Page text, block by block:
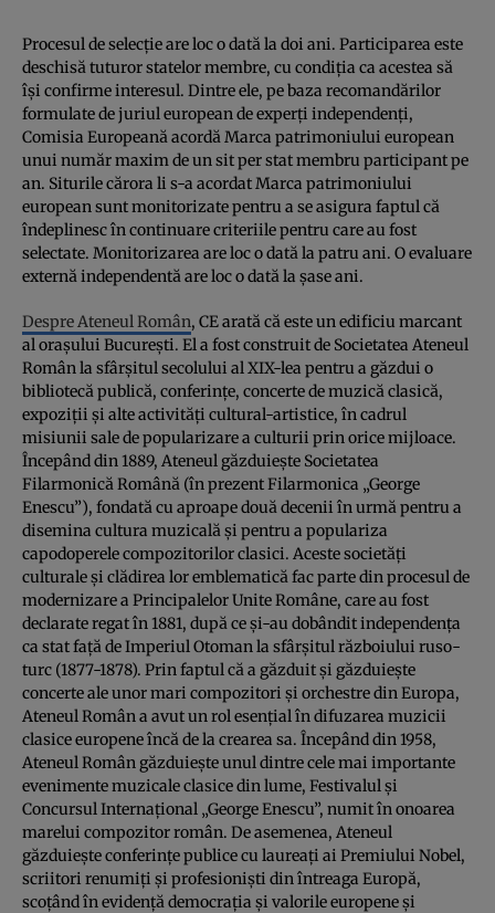
Procesul de selecție are loc o dată la doi ani. Participarea este
deschisă tuturor statelor membre, cu condiția ca acestea să
își confirme interesul. Dintre ele, pe baza recomandărilor
formulate de juriul european de experți independenți,
Comisia Europeană acordă Marca patrimoniului european
unui număr maxim de un sit per stat membru participant pe
an. Siturile cărora li s-a acordat Marca patrimoniului
european sunt monitorizate pentru a se asigura faptul că
îndeplinesc în continuare criteriile pentru care au fost
selectate. Monitorizarea are loc o dată la patru ani. O evaluare
externă independentă are loc o dată la șase ani.
Despre Ateneul Român, CE arată că este un edificiu marcant
al orașului București. El a fost construit de Societatea Ateneul
Român la sfârșitul secolului al XIX-lea pentru a găzdui o
bibliotecă publică, conferințe, concerte de muzică clasică,
expoziții și alte activități cultural-artistice, în cadrul
misiunii sale de popularizare a culturii prin orice mijloace.
Începând din 1889, Ateneul găzduiește Societatea
Filarmonică Română (în prezent Filarmonica „George
Enescu”), fondată cu aproape două decenii în urmă pentru a
disemina cultura muzicală și pentru a populariza
capodoperele compozitorilor clasici. Aceste societăți
culturale și clădirea lor emblematică fac parte din procesul de
modernizare a Principalelor Unite Române, care au fost
declarate regat în 1881, după ce și-au dobândit independența
ca stat față de Imperiul Otoman la sfârșitul războiului ruso-
turc (1877-1878). Prin faptul că a găzduit și găzduiește
concerte ale unor mari compozitori și orchestre din Europa,
Ateneul Român a avut un rol esențial în difuzarea muzicii
clasice europene încă de la crearea sa. Începând din 1958,
Ateneul Român găzduiește unul dintre cele mai importante
evenimente muzicale clasice din lume, Festivalul și
Concursul Internațional „George Enescu”, numit în onoarea
marelui compozitor român. De asemenea, Ateneul
găzduiește conferințe publice cu laureați ai Premiului Nobel,
scriitori renumiți și profesioniști din întreaga Europă,
scoțând în evidență democrația și valorile europene și